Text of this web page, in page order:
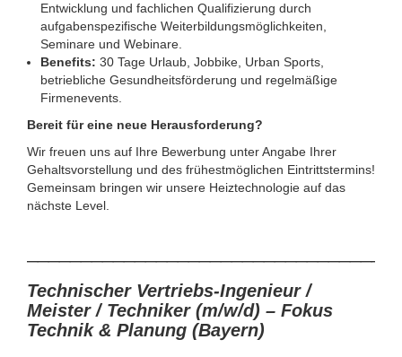
Entwicklung und fachlichen Qualifizierung durch
aufgabenspezifische Weiterbildungsmöglichkeiten,
Seminare und Webinare.
Benefits: 30 Tage Urlaub, Jobbike, Urban Sports,
betriebliche Gesundheitsförderung und regelmäßige
Firmenevents.
Bereit für eine neue Herausforderung?
Wir freuen uns auf Ihre Bewerbung unter Angabe Ihrer
Gehaltsvorstellung und des frühestmöglichen Eintrittstermins!
Gemeinsam bringen wir unsere Heiztechnologie auf das
nächste Level.
Technischer Vertriebs-Ingenieur /
Meister / Techniker (m/w/d) – Fokus
Technik & Planung (Bayern)